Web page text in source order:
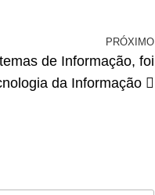
PRÓXIMO
de Informação, foi
da Informação